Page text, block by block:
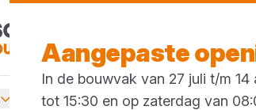
Merken Acties Blogs
Aangepaste
In de bouwvak van 27 juli t/m
tot 15:30 en op zaterdag van